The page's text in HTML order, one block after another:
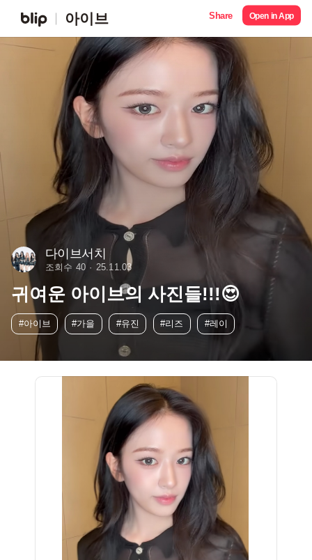
아이브 Share Open in App
다이브서치
조회수 40 25.11.03
귀여운 아이브의 사진들!!!😍
#아이브 #가을 #유진 #리즈 #레이